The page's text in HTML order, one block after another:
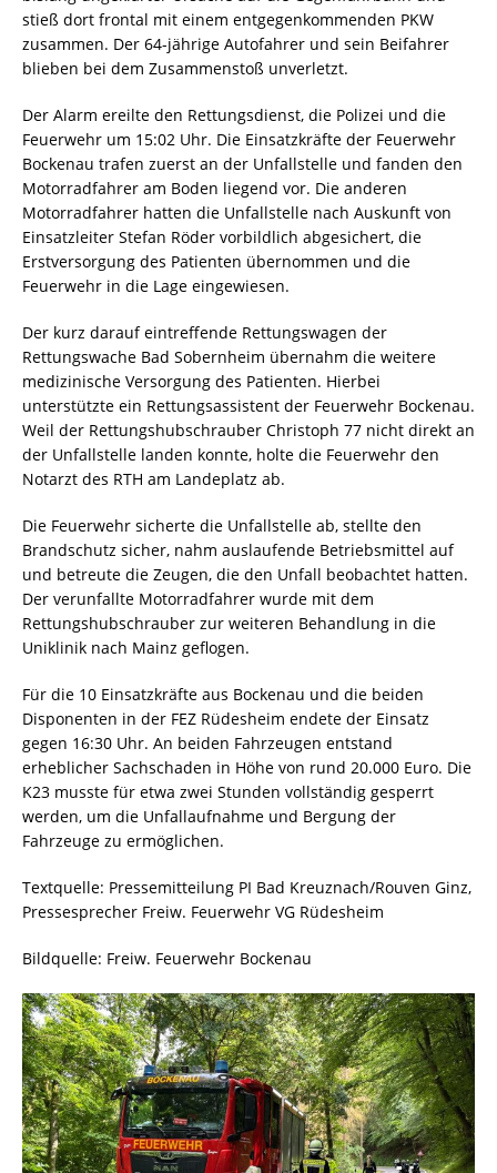
stieß dort frontal mit einem entgegenkommenden PKW
zusammen. Der 64-jährige Autofahrer und sein Beifahrer
blieben bei dem Zusammenstoß unverletzt.
Der Alarm ereilte den Rettungsdienst, die Polizei und die
Feuerwehr um 15:02 Uhr. Die Einsatzkräfte der Feuerwehr
Bockenau trafen zuerst an der Unfallstelle und fanden den
Motorradfahrer am Boden liegend vor. Die anderen
Motorradfahrer hatten die Unfallstelle nach Auskunft von
Einsatzleiter Stefan Röder vorbildlich abgesichert, die
Erstversorgung des Patienten übernommen und die
Feuerwehr in die Lage eingewiesen.
Der kurz darauf eintreffende Rettungswagen der
Rettungswache Bad Sobernheim übernahm die weitere
medizinische Versorgung des Patienten. Hierbei
unterstützte ein Rettungsassistent der Feuerwehr Bockenau.
Weil der Rettungshubschrauber Christoph 77 nicht direkt an
der Unfallstelle landen konnte, holte die Feuerwehr den
Notarzt des RTH am Landeplatz ab.
Die Feuerwehr sicherte die Unfallstelle ab, stellte den
Brandschutz sicher, nahm auslaufende Betriebsmittel auf
und betreute die Zeugen, die den Unfall beobachtet hatten.
Der verunfallte Motorradfahrer wurde mit dem
Rettungshubschrauber zur weiteren Behandlung in die
Uniklinik nach Mainz geflogen.
Für die 10 Einsatzkräfte aus Bockenau und die beiden
Disponenten in der FEZ Rüdesheim endete der Einsatz
gegen 16:30 Uhr. An beiden Fahrzeugen entstand
erheblicher Sachschaden in Höhe von rund 20.000 Euro. Die
K23 musste für etwa zwei Stunden vollständig gesperrt
werden, um die Unfallaufnahme und Bergung der
Fahrzeuge zu ermöglichen.
Textquelle: Pressemitteilung PI Bad Kreuznach/Rouven Ginz,
Pressesprecher Freiw. Feuerwehr VG Rüdesheim
Bildquelle: Freiw. Feuerwehr Bockenau